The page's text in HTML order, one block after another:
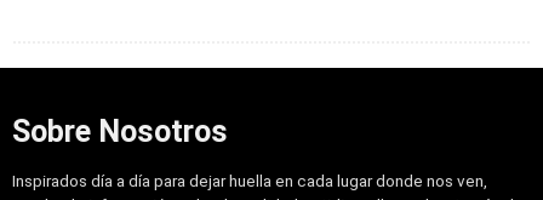
Sobre Nosotros
Inspirados día a día para dejar huella en cada lugar donde nos ven,